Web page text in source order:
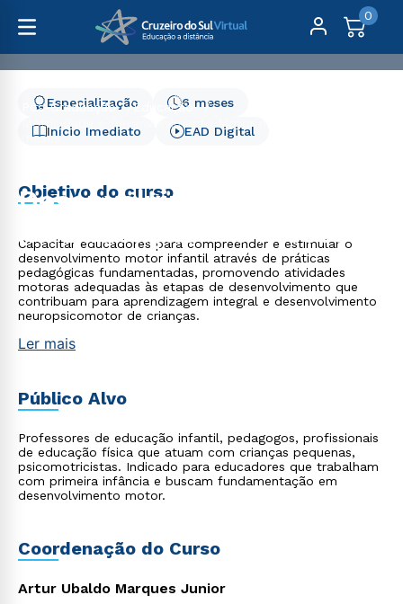
0
Pós-Graduação
Educação
Motricidade e Desenvolvimento Motor na Educação - 6
meses
Desenvolvimento Motor
na Educação - 6 meses
Início Imediato
6 meses
Especialização
EAD Digital
Objetivo do curso
Capacitar educadores para compreender e estimular o
desenvolvimento motor infantil através de práticas
pedagógicas fundamentadas, promovendo atividades
motoras adequadas às etapas de desenvolvimento que
contribuam para aprendizagem integral e desenvolvimento
neuropsicomotor de crianças.
Ler mais
Público Alvo
Professores de educação infantil, pedagogos, profissionais
de educação física que atuam com crianças pequenas,
psicomotricistas. Indicado para educadores que trabalham
com primeira infância e buscam fundamentação em
desenvolvimento motor.
Coordenação do Curso
Artur Ubaldo Marques Junior